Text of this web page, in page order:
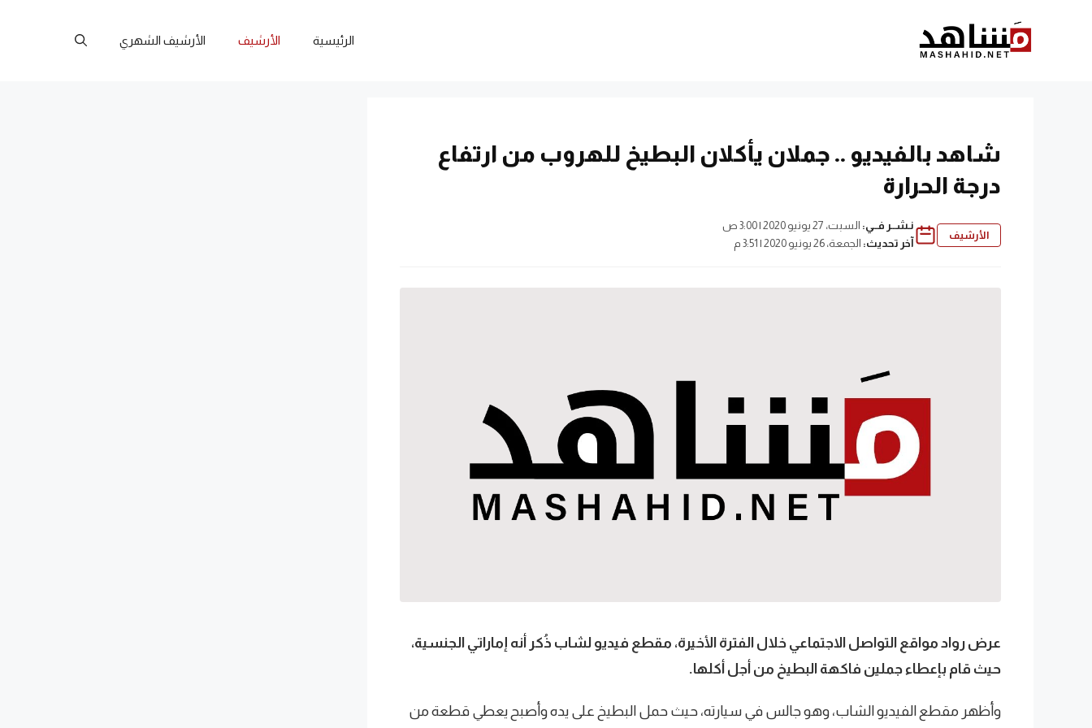
الرئيسية الأرشيف الأرشيف الشهري
شاهد بالفيديو .. جملان يأكلان البطيخ للهروب من ارتفاع
درجة الحرارة
الأرشيف
نـشــر فــي: السبت، 27 يونيو 2020 | 3:00 ص
آخر تحديث: الجمعة، 26 يونيو 2020 | 3:51 م
عرض رواد مواقع التواصل الاجتماعي خلال الفترة الأخيرة، مقطع فيديو لشاب ذُكر أنه إماراتي الجنسية،
حيث قام بإعطاء جملين فاكهة البطيخ من أجل أكلها.
وأظهر مقطع الفيديو الشاب، وهو جالس في سيارته، حيث حمل البطيخ على يده وأصبح يعطي قطعة من